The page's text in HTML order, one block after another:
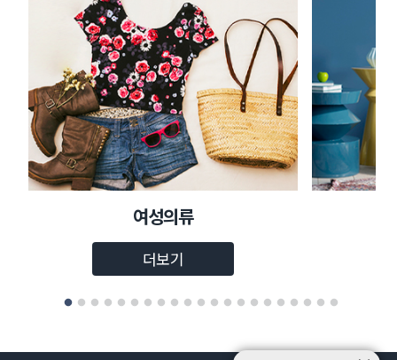
여성의류
더보기